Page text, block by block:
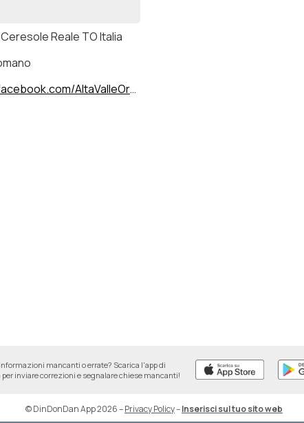
Reale TO Italia
AltaValleOrco/
mancanti o errate? Scarica l'app di
per inviare correzioni e segnalare chiese mancanti!
© DinDonDan App 2026–Privacy Policy–Inserisci sul tuo sito web